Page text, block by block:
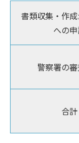
書類収集・作
への
警察署の
合計